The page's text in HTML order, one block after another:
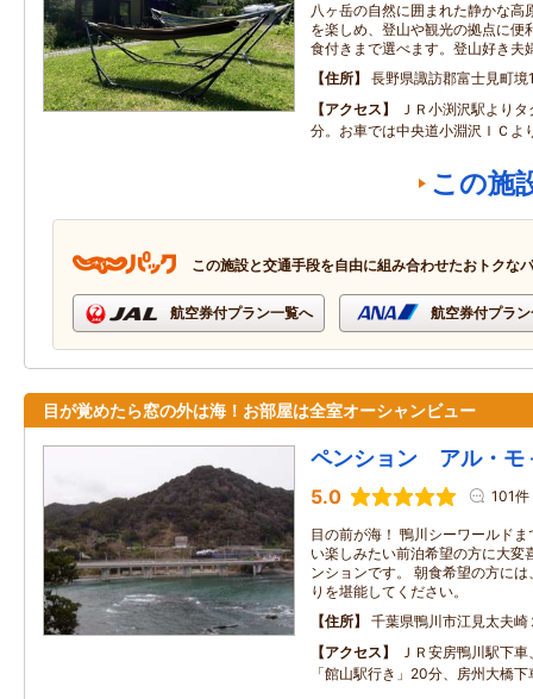
八ヶ岳の自然に囲まれた静かな高
を楽しめ、登山や観光の拠点に便
食付きまで選べます。登山好き夫
住所
長野県諏訪郡富士見町境
アクセス
ＪＲ小渕沢駅より
分。お車では中央道小淵沢ＩＣよ
この施
この施設と交通手段を自由に組み合わせたおトクな
航空券付プラン一覧へ 航空券付プラ
目が覚めたら窓の外は海！お部屋は全室オーシャンビュー
ペンション アル・モ
5.0 101件
目の前が海！ 鴨川シーワールド
い楽しみたい前泊希望の方に大変
ンションです。 朝食希望の方に
りを堪能してください。
住所
千葉県鴨川市江見太夫崎
アクセス
ＪＲ安房鴨川駅下
「館山駅行き」20分、房州大橋